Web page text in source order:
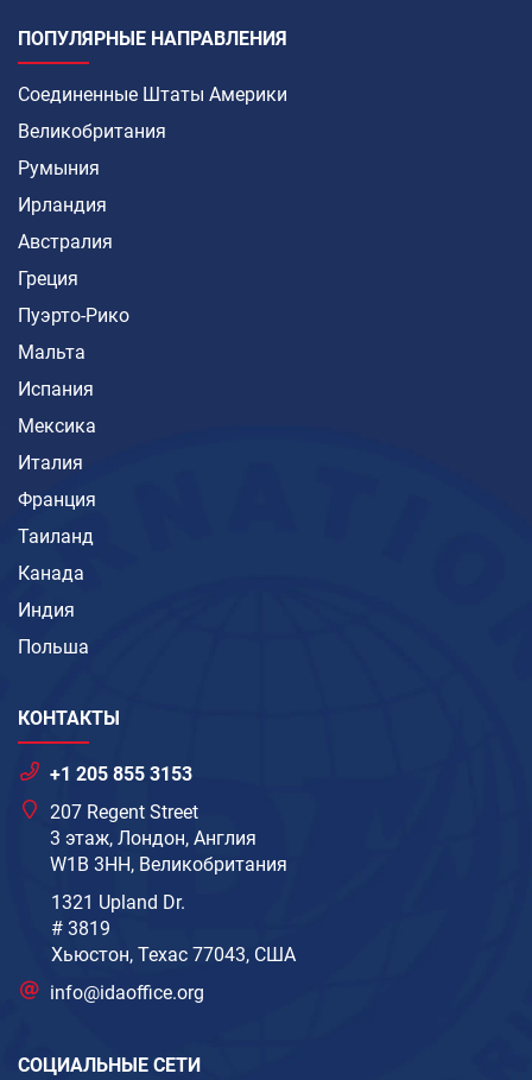
ПОПУЛЯРНЫЕ НАПРАВЛЕНИЯ
Соединенные Штаты Америки
Великобритания
Румыния
Ирландия
Австралия
Греция
Пуэрто-Рико
Мальта
Испания
Мексика
Италия
Франция
Таиланд
Канада
Индия
Польша
КОНТАКТЫ
+1 205 855 3153
207 Regent Street
3 этаж, Лондон, Англия
W1B 3HH, Великобритания
1321 Upland Dr.
# 3819
Хьюстон, Техас 77043, США
info@idaoffice.org
СОЦИАЛЬНЫЕ СЕТИ